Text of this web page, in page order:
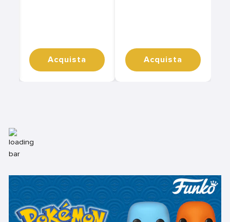
Acquista Acquista